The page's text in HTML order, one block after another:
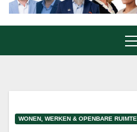
WONEN, WERKEN & OPENBARE RUIMTE